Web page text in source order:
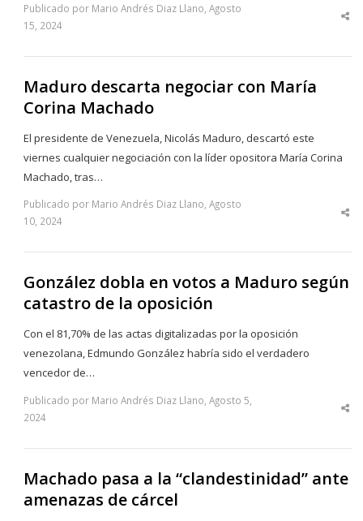
Publicado por Mario Andrés Diaz Llano, Agosto
15, 2024
Maduro descarta negociar con María
Corina Machado
El presidente de Venezuela, Nicolás Maduro, descartó este
viernes cualquier negociación con la líder opositora María Corina
Machado, tras…
Publicado por Mario Andrés Diaz Llano, Agosto
10, 2024
González dobla en votos a Maduro según
catastro de la oposición
Con el 81,70% de las actas digitalizadas por la oposición
venezolana, Edmundo González habría sido el verdadero
vencedor de…
Publicado por Mario Andrés Diaz Llano, Agosto 5,
2024
Machado pasa a la “clandestinidad” ante
amenazas de cárcel